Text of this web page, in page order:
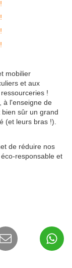
mobilier
et aux
!
à l'enseigne de
sûr un grand
(et leurs bras !).
de réduire nos
responsable et